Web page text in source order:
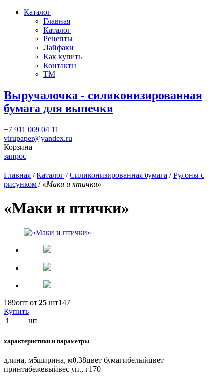
Каталог
Главная
Каталог
Рецепты
Лайфаки
Как купить
Контакты
ТМ
Выручалочка - силиконизированная
бумага для выпечки
+7 911 009 04 11
virupaper@yandex.ru
Корзина
запрос
Главная /Каталог /Силиконизированная бумага /Рулоны с
рисунком / «Маки и птички»
«Маки и птички»
189опт от 25 шт147
Купить
шт
характеристики и параметры
длина, м5ширина, м0,38цвет бумагибелыйцвет
принтабежевыйвес уп., г170